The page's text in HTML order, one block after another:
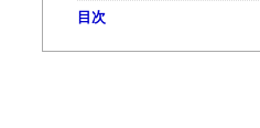
目次